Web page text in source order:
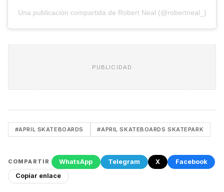
Una publicación compartida de Robert Neal (@robertneal_)
PUBLICIDAD
#APRIL SKATEBOARDS #APRIL SKATEBOARDS SKATEPARK
COMPARTIR WhatsApp Telegram X
Facebook
Copiar enlace